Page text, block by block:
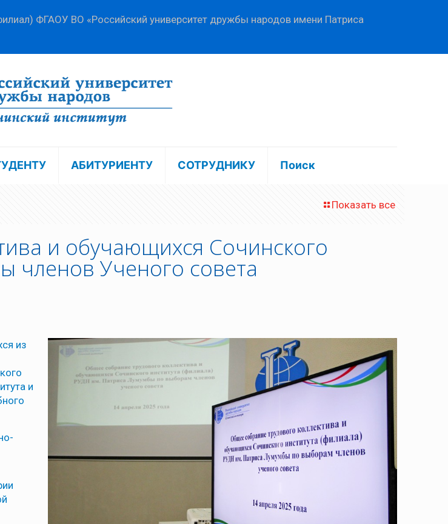
ФГАОУ ВО «Российский университет дружбы народов имени Патриса
АБИТУРИЕНТУ СОТРУДНИКУ Поиск
Показать все
и обучающихся Сочинского
членов Ученого совета
из
и